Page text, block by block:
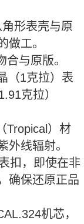
形表壳与原
做工。
与原版。
（1克拉）表
克拉）
Tropical）材
外线辐射。
扣，即使在非
确保还原正品
机芯，